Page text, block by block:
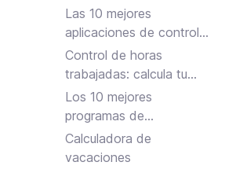
requisitos y cómo
solicitarla
Las 10 mejores
aplicaciones de control
horario para fichar en el
trabajo
Control de horas
trabajadas: calcula tu
jornada laboral
Los 10 mejores
programas de
facturación gratuitos y
de pago
Calculadora de
vacaciones